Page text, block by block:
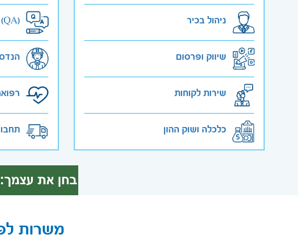
ניהול בכיר
שיווק ופרסום
שירות לקוחות
כלכלה ושוק ההון
אבטחת איכות (QA)
משרות